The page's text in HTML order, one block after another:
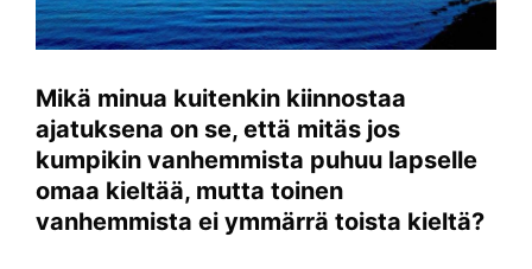
Mikä minua kuitenkin kiinnostaa
ajatuksena on se, että mitäs jos
kumpikin vanhemmista puhuu lapselle
omaa kieltää, mutta toinen
vanhemmista ei ymmärrä toista kieltä?